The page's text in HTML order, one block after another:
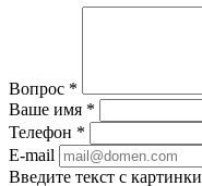
Вопрос *
Ваше имя *
Телефон *
E-mail
Введите текст с картинки